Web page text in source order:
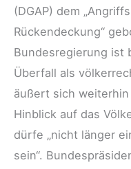
(DGAP) dem
Rückendeckung“
Bundesregierung ist
Überfall als
äußert sich
Hinblick auf das
dürfe „nicht länger
sein“.